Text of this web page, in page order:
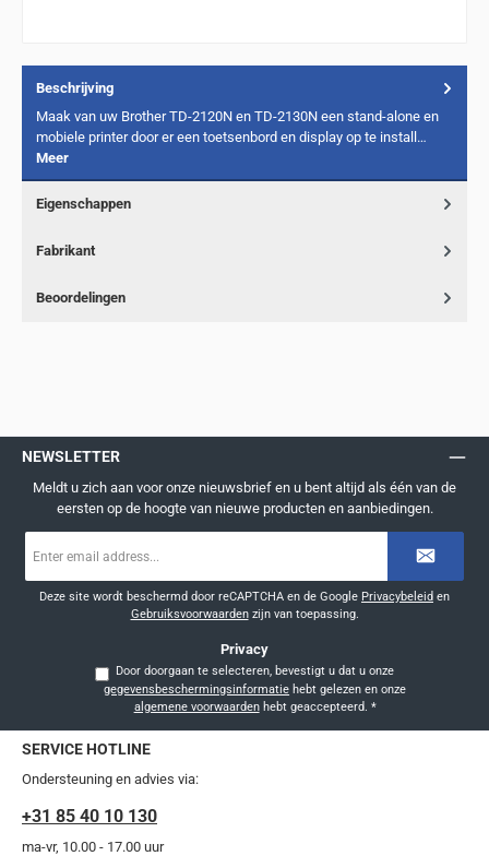
Beschrijving
Maak van uw Brother TD-2120N en TD-2130N een stand-alone en
mobiele printer door er een toetsenbord en display op te install…
Meer
Eigenschappen
Fabrikant
Beoordelingen
NEWSLETTER
Meldt u zich aan voor onze nieuwsbrief en u bent altijd als één van de
eersten op de hoogte van nieuwe producten en aanbiedingen.
mailadres
Deze site wordt beschermd door reCAPTCHA en de Google Privacybeleid en
Gebruiksvoorwaardenzijn van toepassing.
Privacy
Door doorgaan te selecteren, bevestigt u dat u onze
gegevensbeschermingsinformatie
algemene voorwaardenhebt geaccepteerd. *
SERVICE HOTLINE
Ondersteuning en advies via:
+31 85 40 10 130
ma-vr, 10.00 - 17.00 uur